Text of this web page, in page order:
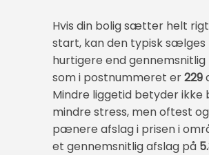
Hvis din bolig sætter helt
start, kan den typisk sælges
hurtigere end gennemsnitlig
som i postnummeret er229
Mindre liggetid betyder ikke
mindre stress, men oftest
pænere afslag i prisen i
et gennemsnitlig afslag på